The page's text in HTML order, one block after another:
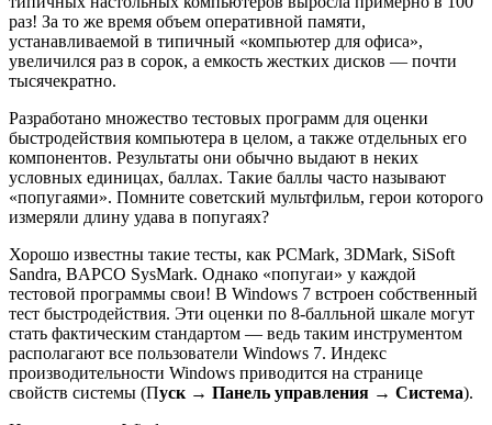
раз! За то же время объем оперативной памяти,
устанавливаемой в типичный «компьютер для офиса»,
увеличился раз в сорок, а емкость жестких дисков — почти
тысячекратно.
Разработано множество тестовых программ для оценки
быстродействия компьютера в целом, а также отдельных его
компонентов. Результаты они обычно выдают в неких
условных единицах, баллах. Такие баллы часто называют
«попугаями». Помните советский мультфильм, герои которого
измеряли длину удава в попугаях?
Хорошо известны такие тесты, как PCMark, 3DMark, SiSoft
Sandra, BAPCO SysMark. Однако «попугаи» у каждой
тестовой программы свои! В Windows 7 встроен собственный
тест быстродействия. Эти оценки по 8-балльной шкале могут
стать фактическим стандартом — ведь таким инструментом
располагают все пользователи Windows 7. Индекс
производительности Windows приводится на странице
свойств системы (Пуск → Панель управления → Система).